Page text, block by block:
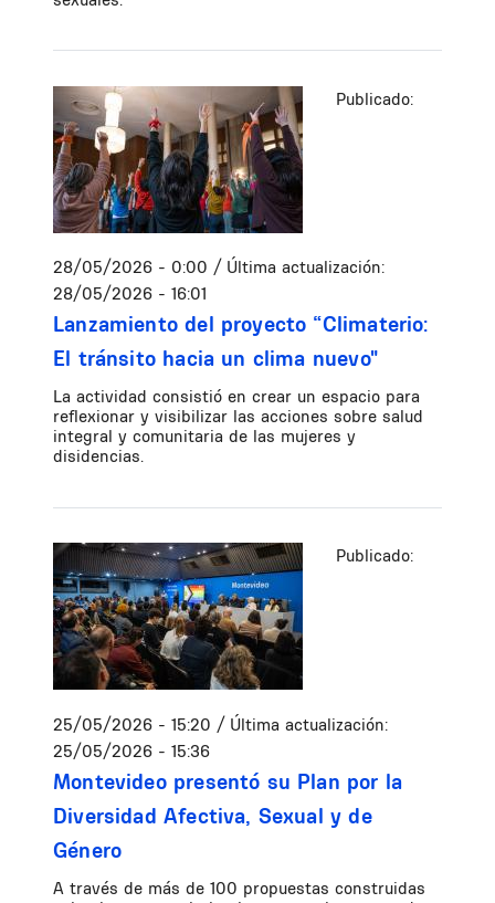
Publicado:
28/05/2026 - 0:00 / Última actualización:
28/05/2026 - 16:01
Lanzamiento del proyecto “Climaterio:
El tránsito hacia un clima nuevo"
La actividad consistió en crear un espacio para
reflexionar y visibilizar las acciones sobre salud
integral y comunitaria de las mujeres y
disidencias.
Publicado:
25/05/2026 - 15:20 / Última actualización:
25/05/2026 - 15:36
Montevideo presentó su Plan por la
Diversidad Afectiva, Sexual y de
Género
A través de más de 100 propuestas construidas